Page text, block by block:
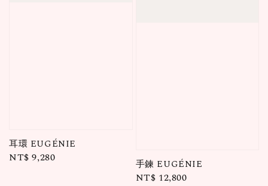
耳環 EUGÉNIE
Regular
NT$ 9,280 手鍊 EUGÉNIE
Regular
NT$ 12,800